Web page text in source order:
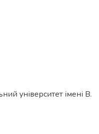
університет імені В.